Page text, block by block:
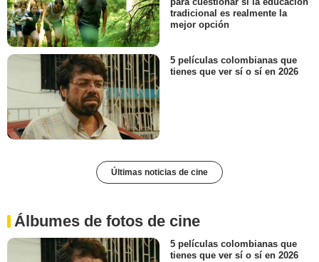
tradicional es realmente la
mejor opción
5 películas colombianas que
tienes que ver sí o sí en 2026
Últimas noticias de cine
Álbumes de fotos de cine
5 películas colombianas que
tienes que ver sí o sí en 2026